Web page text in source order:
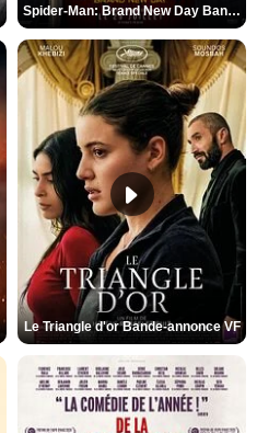
Spider-Man: Brand New Day Bande-annonce VO STFR
Le Triangle d'or Bande-annonce VF